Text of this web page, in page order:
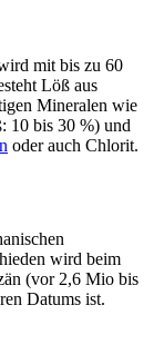
mit bis zu 60
Löß aus
Mineralen wie
10 bis 30 %) und
oder auch Chlorit.
wird beim
(vor 2,6 Mio bis
Datums ist.